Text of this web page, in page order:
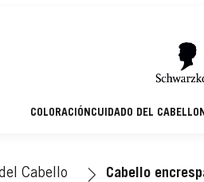
COLORACIÓNCUIDADO DEL CABELLO
Cabello Cabello